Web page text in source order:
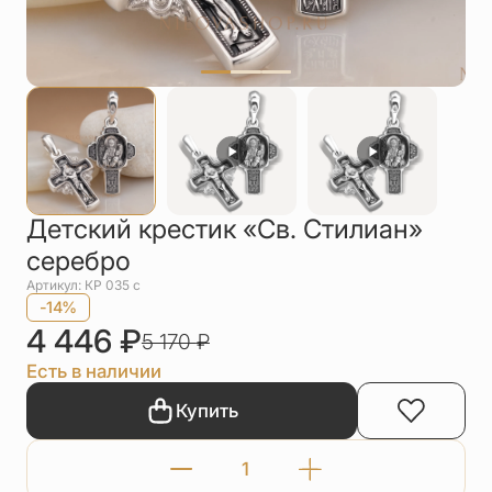
Упаковка
Цепи
Чётки
Шнурки на
шею
Другое
Детский крестик «Св. Стилиан»
серебро
Артикул: КР 035 с
-14%
4 446 ₽5 170₽
Есть в наличии
Купить
Количество